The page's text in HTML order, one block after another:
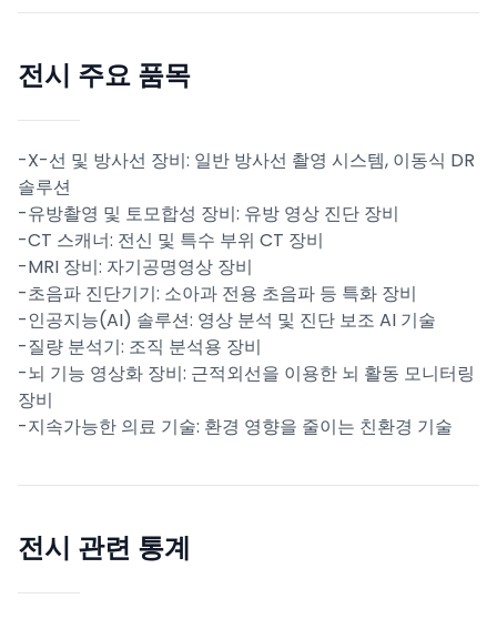
전시 주요 품목
-X-선 및 방사선 장비: 일반 방사선 촬영 시스템, 이동식 DR
솔루션
-유방촬영 및 토모합성 장비: 유방 영상 진단 장비
-CT 스캐너: 전신 및 특수 부위 CT 장비
-MRI 장비: 자기공명영상 장비
-초음파 진단기기: 소아과 전용 초음파 등 특화 장비
-인공지능(AI) 솔루션: 영상 분석 및 진단 보조 AI 기술
-질량 분석기: 조직 분석용 장비
-뇌 기능 영상화 장비: 근적외선을 이용한 뇌 활동 모니터링
장비
-지속가능한 의료 기술: 환경 영향을 줄이는 친환경 기술
전시 관련 통계